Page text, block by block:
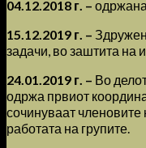
04.12.2018 г. –
15.12.2019 г. –
задачи, во заштита на
24.01.2019 г. – Во
одржа првиот
сочинуваат членовите
работата на групите.